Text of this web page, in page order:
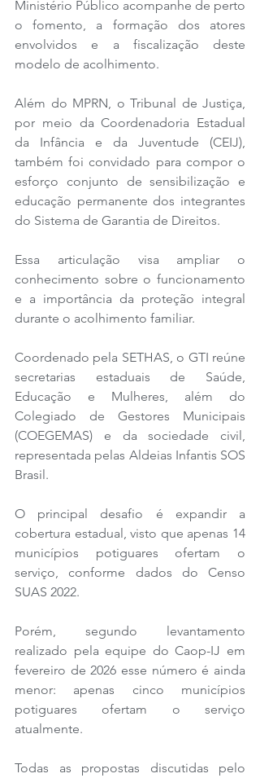
Ministério Público acompanhe de perto
o fomento, a formação dos atores
envolvidos e a fiscalização deste
modelo de acolhimento.
Além do MPRN, o Tribunal de Justiça,
por meio da Coordenadoria Estadual
da Infância e da Juventude (CEIJ),
também foi convidado para compor o
esforço conjunto de sensibilização e
educação permanente dos integrantes
do Sistema de Garantia de Direitos.
Essa articulação visa ampliar o
conhecimento sobre o funcionamento
e a importância da proteção integral
durante o acolhimento familiar.
Coordenado pela SETHAS, o GTI reúne
secretarias estaduais de Saúde,
Educação e Mulheres, além do
Colegiado de Gestores Municipais
(COEGEMAS) e da sociedade civil,
representada pelas Aldeias Infantis SOS
Brasil.
O principal desafio é expandir a
cobertura estadual, visto que apenas 14
municípios potiguares ofertam o
serviço, conforme dados do Censo
SUAS 2022.
Porém, segundo levantamento
realizado pela equipe do Caop-IJ em
fevereiro de 2026 esse número é ainda
menor: apenas cinco municípios
potiguares ofertam o serviço
atualmente.
Todas as propostas discutidas pelo